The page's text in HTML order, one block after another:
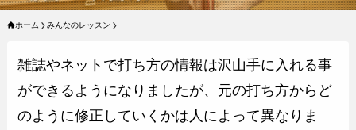
ホーム みんなのレッスン
雑誌やネットで打ち方の情報は沢山手に入れる事
ができるようになりましたが、元の打ち方からど
のように修正していくかは人によって異なりま